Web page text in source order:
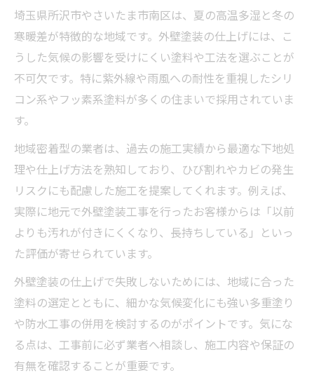
埼玉県所沢市やさいたま市南区は、夏の高温多湿と冬の
寒暖差が特徴的な地域です。外壁塗装の仕上げには、こ
うした気候の影響を受けにくい塗料や工法を選ぶことが
不可欠です。特に紫外線や雨風への耐性を重視したシリ
コン系やフッ素系塗料が多くの住まいで採用されていま
す。
地域密着型の業者は、過去の施工実績から最適な下地処
理や仕上げ方法を熟知しており、ひび割れやカビの発生
リスクにも配慮した施工を提案してくれます。例えば、
実際に地元で外壁塗装工事を行ったお客様からは「以前
よりも汚れが付きにくくなり、長持ちしている」といっ
た評価が寄せられています。
外壁塗装の仕上げで失敗しないためには、地域に合った
塗料の選定とともに、細かな気候変化にも強い多重塗り
や防水工事の併用を検討するのがポイントです。気にな
る点は、工事前に必ず業者へ相談し、施工内容や保証の
有無を確認することが重要です。